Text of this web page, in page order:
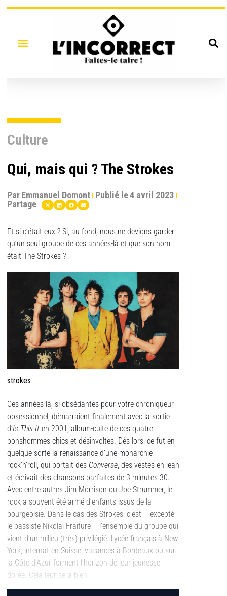
Culture
Qui, mais qui ? The Strokes
ParEmmanuel Domont Publié le4 avril 2023
Partage
Et si c’était eux ? Si, au fond, nous ne devions garder
qu’un seul groupe de ces années-là et que son nom
était The Strokes ?
strokes
Ces années-là, si obsédantes pour votre chroniqueur
obsessionnel, démarraient finalement avec la sortie
d’Is This It en 2001, album-culte de ces quatre
bonshommes chics et désinvoltes. Dès lors, ce fut en
quelque sorte la renaissance d’une monarchie
rock’n’roll, qui portait des Converse, des vestes en jean
et écrivait des chansons parfaites de 3 minutes 30.
Avec entre autres Jim Morrison ou Joe Strummer, le
rock a souvent été armé d’enfants issus de la
bourgeoisie. Dans le cas des Strokes, c’est – excepté
le bassiste Nikolai Fraiture – l’ensemble du groupe qui
vient d’un milieu (très) privilégié. Lycée français à New
York, internat en Suisse, vacances à Bordeaux ou sur
la Côte d’Azur forment l’horizon de leur jeunesse
dorée. Cela leur sera bien